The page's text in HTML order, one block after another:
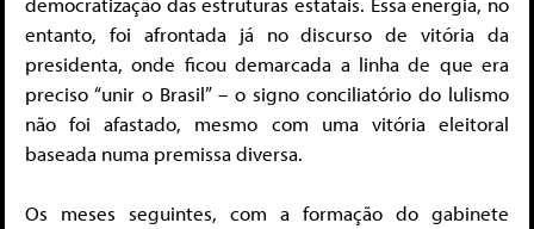
entanto, foi afrontada já no discurso de vitória da
presidenta, onde ficou demarcada a linha de que era
preciso “unir o Brasil” – o signo conciliatório do lulismo
não foi afastado, mesmo com uma vitória eleitoral
baseada numa premissa diversa.
Os meses seguintes, com a formação do gabinete